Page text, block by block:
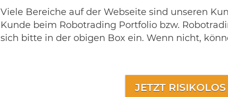
Viele Bereiche auf der Webseite sind unseren
Kunde beim Robotrading Portfolio bzw.
sich bitte in der obigen Box ein. Wenn nicht,
JETZT RISIKOLOS